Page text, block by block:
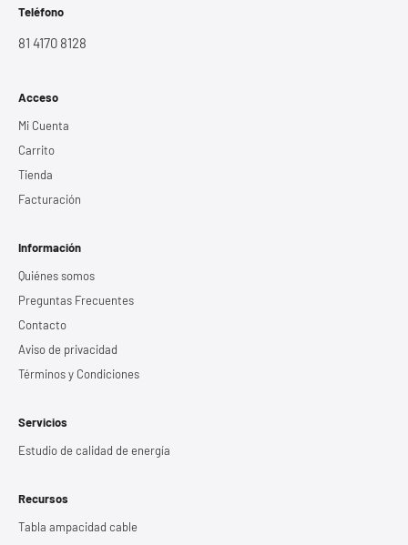
Teléfono
81 4170 8128
Acceso
Mi Cuenta
Carrito
Tienda
Facturación
Información
Quiénes somos
Preguntas Frecuentes
Contacto
Aviso de privacidad
Términos y Condiciones
Servicios
Estudio de calidad de energía
Recursos
Tabla ampacidad cable